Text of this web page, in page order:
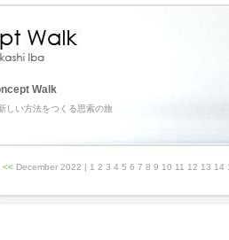
Walk
しい方法をつくる思索の旅
<< December 2022 | 1 2 3 4 5 6 7 8 9 10 11 12 13